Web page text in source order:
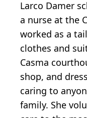
Larco Damer
a nurse at the
worked as a
clothes and
Casma
shop, and
caring to
family. She